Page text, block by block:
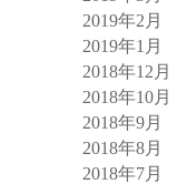
2019年2月
2019年1月
2018年12月
2018年10月
2018年9月
2018年8月
2018年7月